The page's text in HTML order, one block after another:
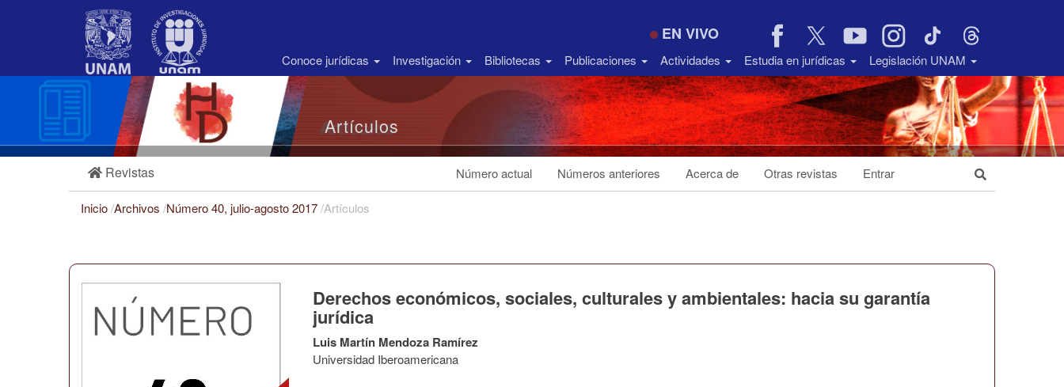
Barra
EN VIVO
Conoce jurídicas Investigación Bibliotecas Publicaciones Actividades Estudia en jurídicas Legislación UNAM
Artículos
Revistas Número actual Números anteriores Acerca de Otras revistas Entrar
Inicio/Archivos /Número 40, julio-agosto 2017/Artículos
Derechos económicos, sociales, culturales y ambientales: hacia su garantía
jurídica
Luis Martín Mendoza Ramírez
Universidad Iberoamericana